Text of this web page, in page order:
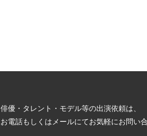
俳優・タレント・モデル等の出演依頼は、
お電話もしくはメールにてお気軽にお問い